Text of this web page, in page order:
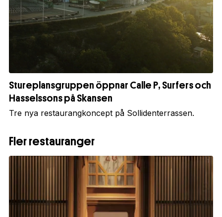
Stureplansgruppen öppnar Calle P, Surfers och
Hasselssons på Skansen
Tre nya restaurangkoncept på Sollidenterrassen.
Fler restauranger
1